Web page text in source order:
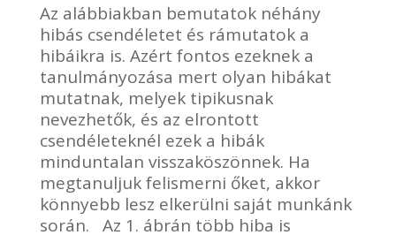
Az alábbiakban bemutatok néhány
hibás csendéletet és rámutatok a
hibáikra is. Azért fontos ezeknek a
tanulmányozása mert olyan hibákat
mutatnak, melyek tipikusnak
nevezhetők, és az elrontott
csendéleteknél ezek a hibák
minduntalan visszaköszönnek. Ha
megtanuljuk felismerni őket, akkor
könnyebb lesz elkerülni saját munkánk
során. Az 1. ábrán több hiba is